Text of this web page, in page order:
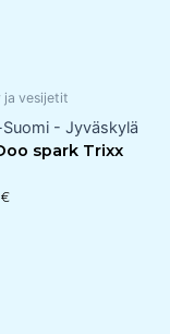
ja vesijetit
- Jyväskylä
spark Trixx
€